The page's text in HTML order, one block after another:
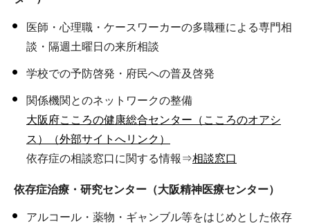
医師・心理職・ケースワーカーの多職種による専門相
談・隔週土曜日の来所相談
学校での予防啓発・府民への普及啓発
関係機関とのネットワークの整備
大阪府こころの健康総合センター（こころのオアシ
ス）（外部サイトへリンク）
依存症の相談窓口に関する情報⇒相談窓口
依存症治療・研究センター（大阪精神医療センター）
アルコール・薬物・ギャンブル等をはじめとした依存